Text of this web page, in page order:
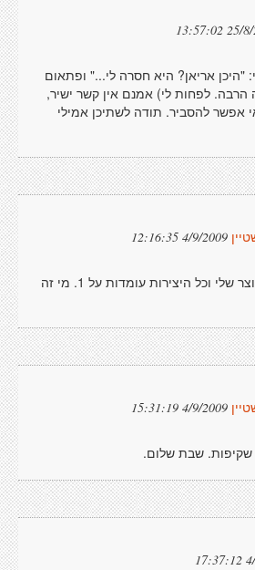
25/8/
"היכן אריאן? היא חסרה לי..." ופתאום
הרבה. לפחות לי) אמנם אין קשר ישיר,
אפשר להסביר. תודה לשתיכן אמילי
4/9/2009 12:16:35
התנכלות? חדרו לדף יוצר שלי וכל היצירות עומדות על 1. מי זה
4/9/2009 15:31:19
שבת שלום.
4/